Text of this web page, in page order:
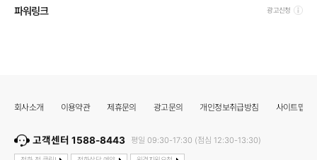
파워링크 광고신청
회사소개 이용약관 제휴문의 광고문의 개인정보취급방침 사이트맵
고객센터 1588-8443 평일 09:30-17:30 (점심 12:30-13:30)